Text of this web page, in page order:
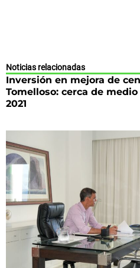
Noticias relacionadas
Inversión en mejora de
Tomelloso: cerca de
2021